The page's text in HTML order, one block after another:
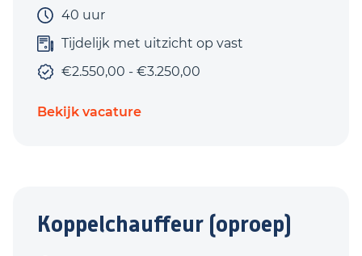
40 uur
Tijdelijk met uitzicht op vast
€2.550,00 - €3.250,00
Bekijk vacature
Koppelchauffeur (oproep)